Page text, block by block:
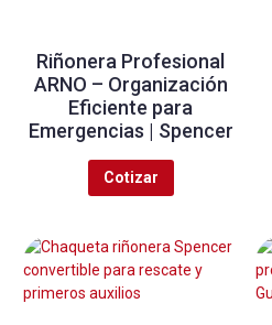
Riñonera Profesional
ARNO – Organización
Eficiente para
Emergencias | Spencer
Cotizar